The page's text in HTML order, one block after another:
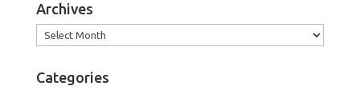
Archives
Archives
Categories